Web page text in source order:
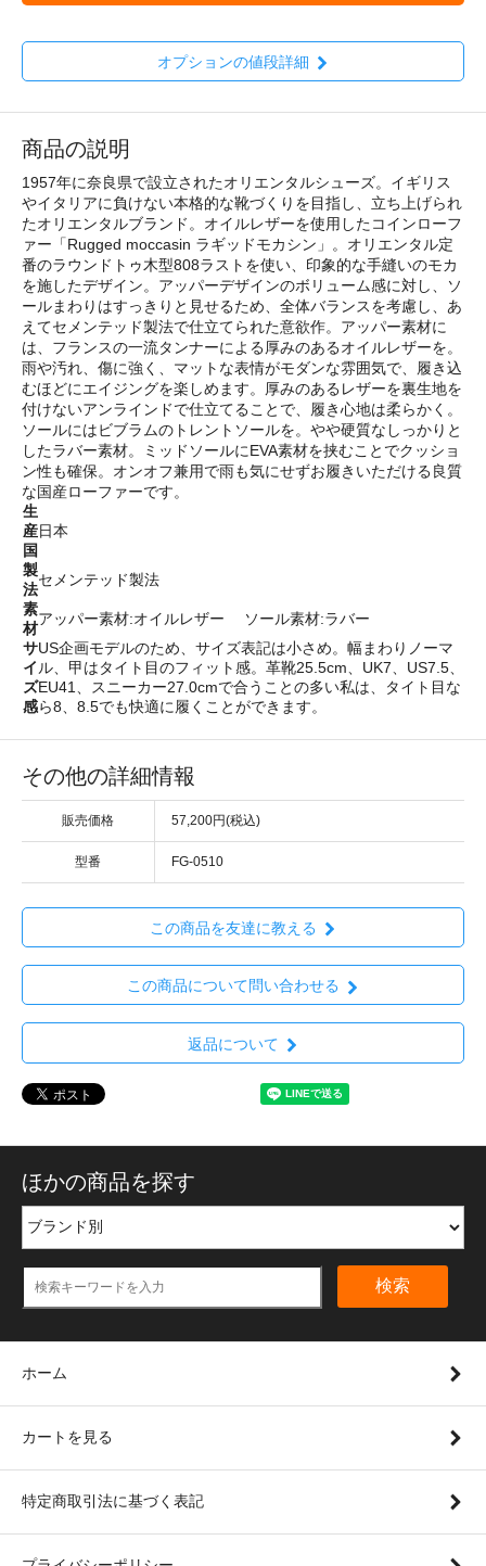
オプションの値段詳細
商品の説明
1957年に奈良県で設立されたオリエンタルシューズ。イギリス
やイタリアに負けない本格的な靴づくりを目指し、立ち上げられ
たオリエンタルブランド。オイルレザーを使用したコインローフ
ァー「Rugged moccasin ラギッドモカシン」。オリエンタル定
番のラウンドトゥ木型808ラストを使い、印象的な手縫いのモカ
を施したデザイン。アッパーデザインのボリューム感に対し、ソ
ールまわりはすっきりと見せるため、全体バランスを考慮し、あ
えてセメンテッド製法で仕立てられた意欲作。アッパー素材に
は、フランスの一流タンナーによる厚みのあるオイルレザーを。
雨や汚れ、傷に強く、マットな表情がモダンな雰囲気で、履き込
むほどにエイジングを楽しめます。厚みのあるレザーを裏生地を
付けないアンラインドで仕立てることで、履き心地は柔らかく。
ソールにはビブラムのトレントソールを。やや硬質なしっかりと
したラバー素材。ミッドソールにEVA素材を挟むことでクッショ
ン性も確保。オンオフ兼用で雨も気にせずお履きいただける良質
な国産ローファーです。
生
産
国
日本
製
法
セメンテッド製法
素
材
アッパー素材:オイルレザー ソール素材:ラバー
サ
イ
ズ
感
US企画モデルのため、サイズ表記は小さめ。幅まわりノーマ
ル、甲はタイト目のフィット感。革靴25.5cm、UK7、US7.5、
EU41、スニーカー27.0cmで合うことの多い私は、タイト目な
ら8、8.5でも快適に履くことができます。
その他の詳細情報
販売価格 57,200円(税込)
型番 FG-0510
この商品を友達に教える
この商品について問い合わせる
返品について
ほかの商品を探す
検索
ホーム
カートを見る
特定商取引法に基づく表記